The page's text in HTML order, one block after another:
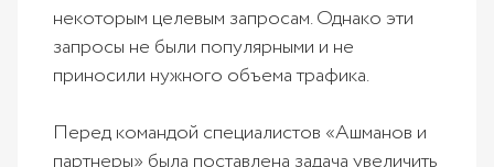
некоторым целевым запросам. Однако эти
запросы не были популярными и не
приносили нужного объема трафика.
Перед командой специалистов «Ашманов и